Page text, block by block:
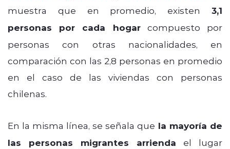
muestra que en promedio, existen 3,1
personas por cada hogarcompuesto por
personas con otras nacionalidades, en
comparación con las 2,8 personas en promedio
en el caso de las viviendas con personas
chilenas.
En la misma línea, se señala que la mayoría de
las personas migrantes arrienda el lugar